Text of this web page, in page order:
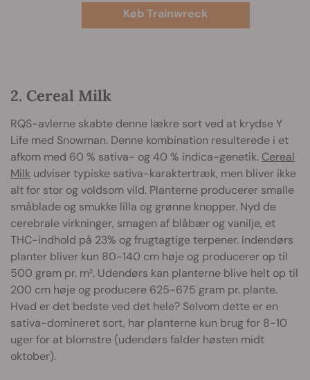
Køb Trainwreck
2. Cereal Milk
RQS-avlerne skabte denne lækre sort ved at krydse Y
Life med Snowman. Denne kombination resulterede i et
afkom med 60 % sativa- og 40 % indica-genetik. Cereal
Milk udviser typiske sativa-karaktertræk, men bliver ikke
alt for stor og voldsom vild. Planterne producerer smalle
småblade og smukke lilla og grønne knopper. Nyd de
cerebrale virkninger, smagen af blåbær og vanilje, et
THC-indhold på 23% og frugtagtige terpener. Indendørs
planter bliver kun 80-140 cm høje og producerer op til
500 gram pr. m². Udendørs kan planterne blive helt op til
200 cm høje og producere 625-675 gram pr. plante.
Hvad er det bedste ved det hele? Selvom dette er en
sativa-domineret sort, har planterne kun brug for 8-10
uger for at blomstre (udendørs falder høsten midt
oktober).